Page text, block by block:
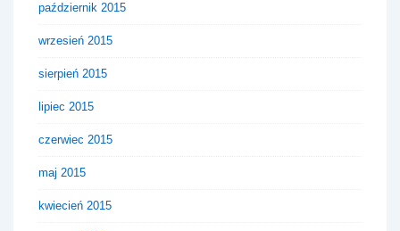
październik 2015
wrzesień 2015
sierpień 2015
lipiec 2015
czerwiec 2015
maj 2015
kwiecień 2015